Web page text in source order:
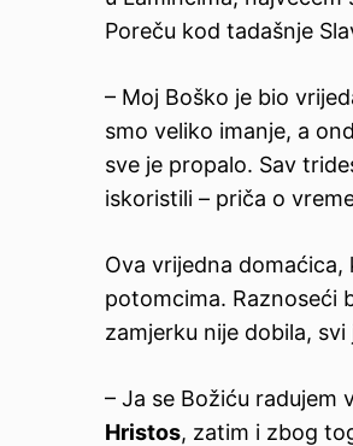
Poreču kod tadašnje
– Moj Boško je bio
smo veliko imanje, a
sve je propalo. Sav
iskoristili – priča o
Ova vrijedna
potomcima. Raznoseći
zamjerku nije dobila,
– Ja se Božiću radujem
Hristos, zatim i zbog